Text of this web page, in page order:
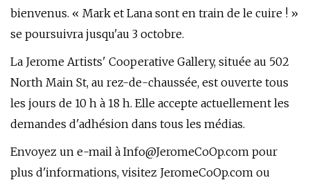
bienvenus. « Mark et Lana sont en train de le cuire ! »
se poursuivra jusqu'au 3 octobre.
La Jerome Artists' Cooperative Gallery, située au 502
North Main St, au rez-de-chaussée, est ouverte tous
les jours de 10 h à 18 h. Elle accepte actuellement les
demandes d'adhésion dans tous les médias.
Envoyez un e-mail à Info@JeromeCoOp.com pour
plus d'informations, visitez JeromeCoOp.com ou